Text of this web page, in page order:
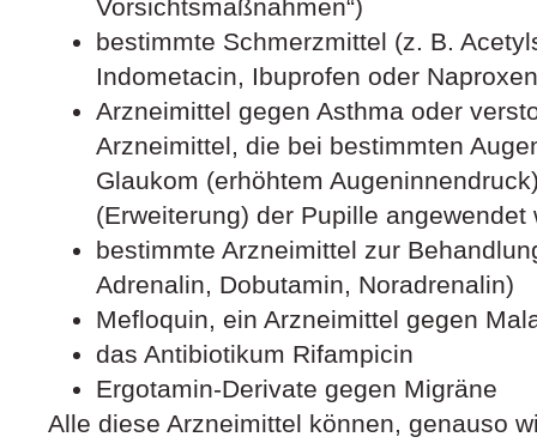
Vorsichtsmaßnahmen“)
bestimmte Schmerzmittel (z. B.
Indometacin, Ibuprofen oder
Arzneimittel gegen Asthma oder
Arzneimittel, die bei bestimmten
Glaukom (erhöhtem
(Erweiterung) der Pupille angewendet
bestimmte Arzneimittel zur
Adrenalin, Dobutamin, Noradrenalin)
Mefloquin, ein Arzneimittel gegen
das Antibiotikum Rifampicin
Ergotamin-Derivate gegen Migräne
Alle diese Arzneimittel können, genauso